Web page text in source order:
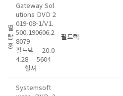
열
람
중
Gateway Sol
utions DVD 2
019-08-1/V1.
500.190606.2
8079
필드텍
20.0
4.28
5604
힐셔
필드텍
Systemsoft